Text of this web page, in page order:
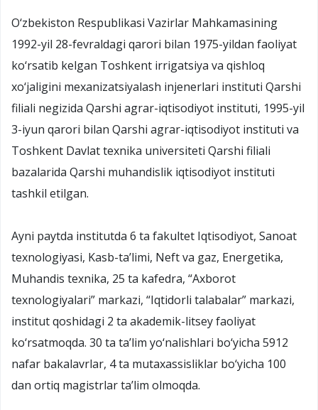
O‘zbekiston Respublikasi Vazirlar Mahkamasining
1992-yil 28-fevraldagi qarori bilan 1975-yildan faoliyat
ko‘rsatib kelgan Toshkent irrigatsiya va qishloq
xo‘jaligini mexanizatsiyalash injenerlari instituti Qarshi
filiali negizida Qarshi agrar-iqtisodiyot instituti, 1995-yil
3-iyun qarori bilan Qarshi agrar-iqtisodiyot instituti va
Toshkent Davlat texnika universiteti Qarshi filiali
bazalarida Qarshi muhandislik iqtisodiyot instituti
tashkil etilgan.
Ayni paytda institutda 6 ta fakultet Iqtisodiyot, Sanoat
texnologiyasi, Kasb-ta’limi, Neft va gaz, Energetika,
Muhandis texnika, 25 ta kafedra, “Axborot
texnologiyalari” markazi, “Iqtidorli talabalar” markazi,
institut qoshidagi 2 ta akademik-litsey faoliyat
ko‘rsatmoqda. 30 ta ta’lim yo‘nalishlari bo‘yicha 5912
nafar bakalavrlar, 4 ta mutaxassisliklar bo‘yicha 100
dan ortiq magistrlar ta’lim olmoqda.